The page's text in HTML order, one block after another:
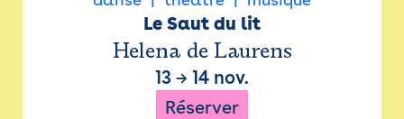
Le Saut du lit
Helena de Laurens
13 → 14 nov.
Réserver